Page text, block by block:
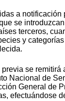
a
se
terceros,
y
previa se remitirá
Nacional de
General de
efectuándose